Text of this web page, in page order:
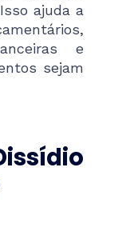
ajuda a
e
sejam